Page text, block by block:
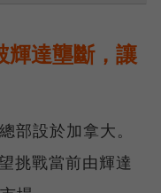
達壟斷，讓
設於加拿大。
挑戰當前由輝達